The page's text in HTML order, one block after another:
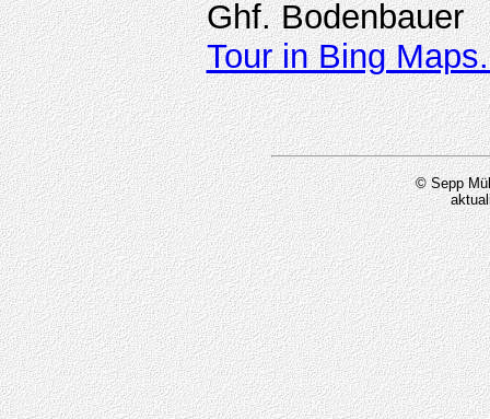
Ghf. Bodenbauer
Tour in Bing
© Sepp